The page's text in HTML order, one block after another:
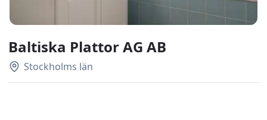
Baltiska Plattor AG AB
Stockholms län